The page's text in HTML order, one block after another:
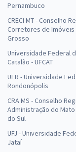
Pernambuco
CRECI MT - Conselho
Corretores de Imóveis
Grosso
Universidade Federal
Catalão - UFCAT
UFR - Universidade
Rondonópolis
CRA MS - Conselho
Administração do
do Sul
UFJ - Universidade
Jataí